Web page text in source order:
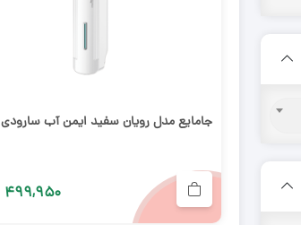
جامایع مدل رویان سفید ایمن آب سارودی
۴۹۹,۹۵۰